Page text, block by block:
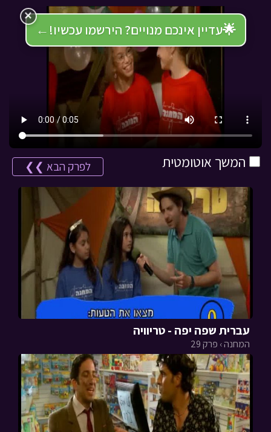
🌟עדיין אינכם מנויים? הירשמו עכשיו! ←
×
המשך אוטומטית לפרק הבא ❯❯
עברית שפה יפה - טריוויה
המחנה › פרק 29